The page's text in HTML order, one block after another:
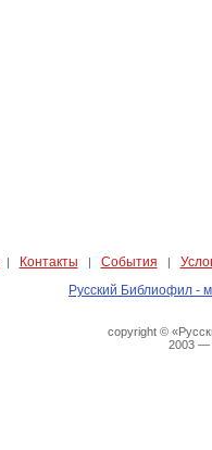
| Контакты | События |
Русский Библиофил -
copyright ©
2003 —